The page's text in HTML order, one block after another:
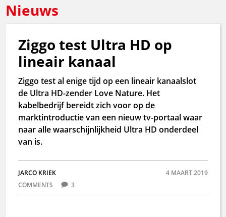
Nieuws
Ziggo test Ultra HD op
lineair kanaal
Ziggo test al enige tijd op een lineair kanaalslot
de Ultra HD-zender Love Nature. Het
kabelbedrijf bereidt zich voor op de
marktintroductie van een nieuw tv-portaal waar
naar alle waarschijnlijkheid Ultra HD onderdeel
van is.
JARCO KRIEK
4 MAART 2019
COMMENTS
3